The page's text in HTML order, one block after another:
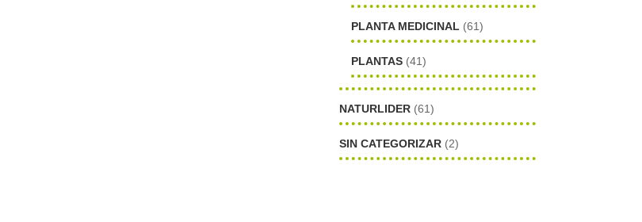
PLANTA MEDICINAL (61)
PLANTAS (41)
NATURLIDER (61)
SIN CATEGORIZAR (2)